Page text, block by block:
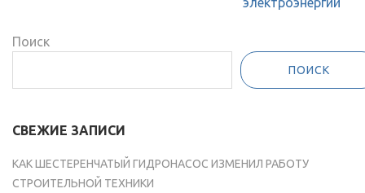
Поиск
ПОИСК
СВЕЖИЕ ЗАПИСИ
КАК ШЕСТЕРЕНЧАТЫЙ ГИДРОНАСОС ИЗМЕНИЛ РАБОТУ
СТРОИТЕЛЬНОЙ ТЕХНИКИ